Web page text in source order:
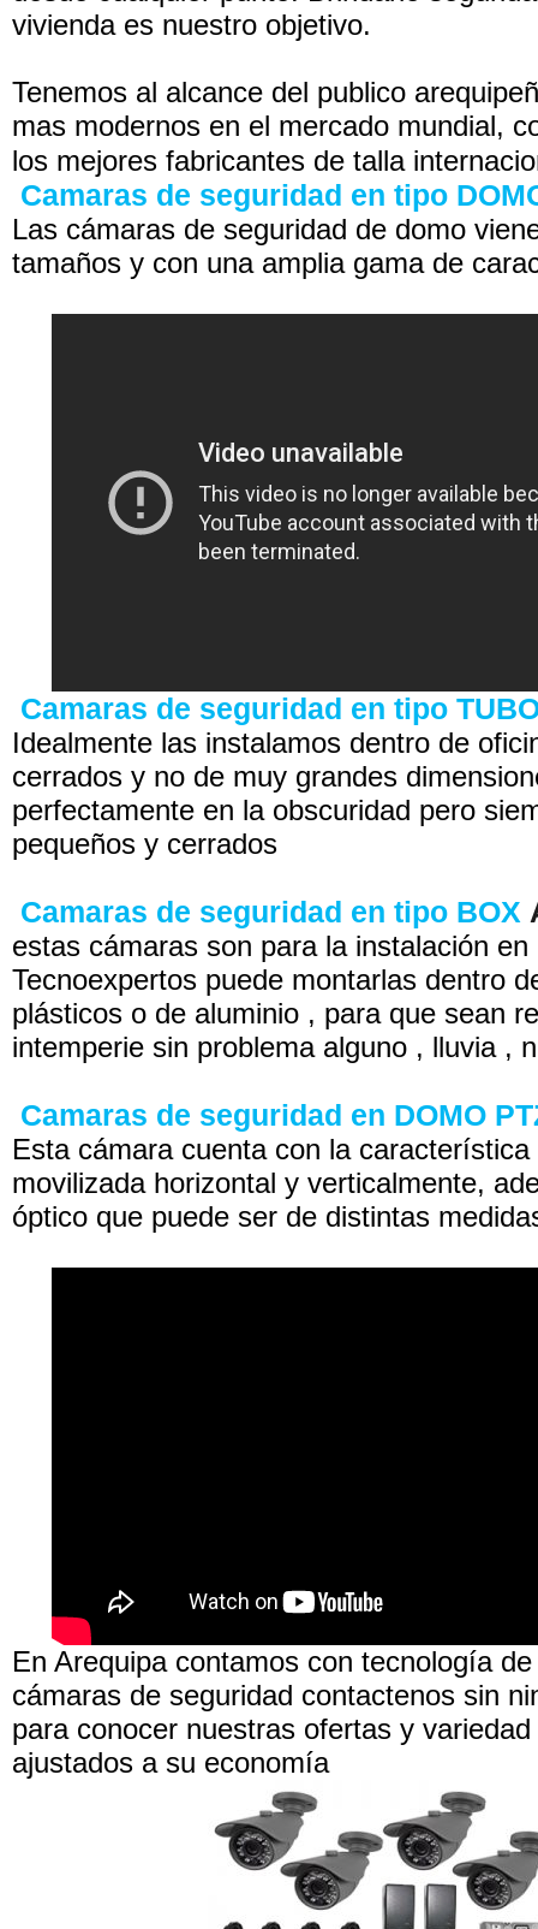
vivienda es nuestro objetivo.
Tenemos al alcance del publico
mas modernos en el mercado mundial,
los mejores fabricantes de talla
Camaras de seguridad en tipo
Las cámaras de seguridad de domo
tamaños y con una amplia gama de
Camaras de seguridad en tipo
Idealmente las instalamos dentro de
cerrados y no de muy grandes
perfectamente en la obscuridad pero
pequeños y cerrados
Camaras de seguridad en tipo BOX
estas cámaras son para la instalación
Tecnoexpertos puede montarlas dentro
plásticos o de aluminio , para que sean
intemperie sin problema alguno , lluvia ,
Camaras de seguridad en DOMO
Esta cámara cuenta con la
movilizada horizontal y verticalmente,
óptico que puede ser de distintas
En Arequipa contamos con tecnología
cámaras de seguridad contactenos sin
para conocer nuestras ofertas y
ajustados a su economía